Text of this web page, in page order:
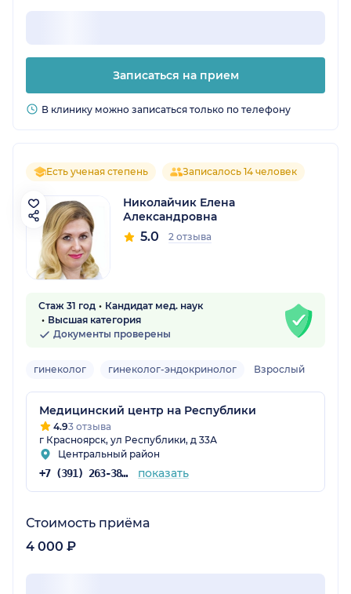
Записаться на прием
В клинику можно записаться только по телефону
Есть ученая степень Записалось 14 человек
Николайчик Елена
Александровна
5.0 2 отзыва
Стаж 31 год
Кандидат мед. наук
Высшая категория
Документы проверены
гинеколог гинеколог-эндокринолог Взрослый
Медицинский центр на Республики
4.93 отзыва
г Красноярск, ул Республики, д 33А
Центральный район
+7 (391) 263-38-41 показать
Стоимость приёма
4 000 ₽